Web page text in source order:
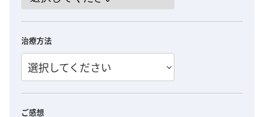
治療方法
選択してください
ご感想